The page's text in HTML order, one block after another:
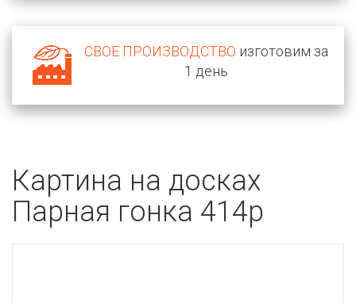
СВОЕ ПРОИЗВОДСТВО изготовим за
1 день
Картина на досках
Парная гонка 414p